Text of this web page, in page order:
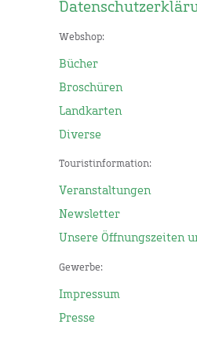
Webshop:
Bücher
Broschüren
Landkarten
Diverse
Touristinformation:
Veranstaltungen
Newsletter
Unsere Öffnungszeiten
Gewerbe:
Impressum
Presse